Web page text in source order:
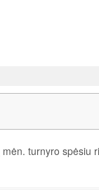
mėn. turnyro spėsiu